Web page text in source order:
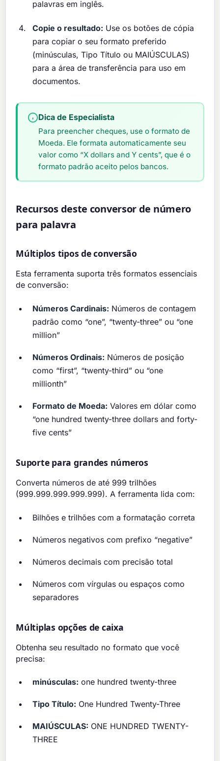
palavras em inglês.
Copie o resultado: Use os botões de cópia
para copiar o seu formato preferido
(minúsculas, Tipo Título ou MAIÚSCULAS)
para a área de transferência para uso em
documentos.
Dica de Especialista
Para preencher cheques, use o formato de
Moeda. Ele formata automaticamente seu
valor como “X dollars and Y cents”, que é o
formato padrão aceito pelos bancos.
Recursos deste conversor de número
para palavra
Múltiplos tipos de conversão
Esta ferramenta suporta três formatos essenciais
de conversão:
Números Cardinais: Números de contagem
padrão como “one”, “twenty-three” ou “one
million”
Números Ordinais: Números de posição
como “first”, “twenty-third” ou “one
millionth”
Formato de Moeda: Valores em dólar como
“one hundred twenty-three dollars and forty-
five cents”
Suporte para grandes números
Converta números de até 999 trilhões
(999.999.999.999.999). A ferramenta lida com:
Bilhões e trilhões com a formatação correta
Números negativos com prefixo “negative”
Números decimais com precisão total
Números com vírgulas ou espaços como
separadores
Múltiplas opções de caixa
Obtenha seu resultado no formato que você
precisa:
minúsculas: one hundred twenty-three
Tipo Título: One Hundred Twenty-Three
MAIÚSCULAS: ONE HUNDRED TWENTY-
THREE